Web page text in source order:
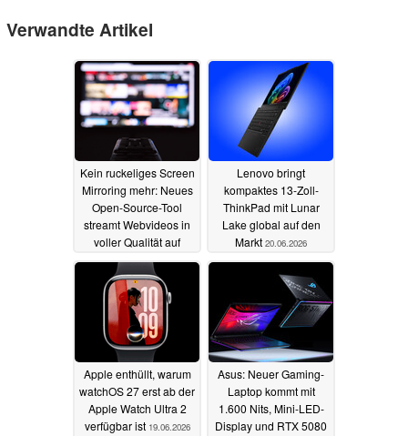
Verwandte Artikel
Kein ruckeliges Screen
Mirroring mehr: Neues
Open-Source-Tool
streamt Webvideos in
voller Qualität auf
Smart-TVs19.07.2026
Lenovo bringt
kompaktes 13-Zoll-
ThinkPad mit Lunar
Lake global auf den
Markt 20.06.2026
Apple enthüllt, warum
watchOS 27 erst ab der
Apple Watch Ultra 2
verfügbar ist 19.06.2026
Asus: Neuer Gaming-
Laptop kommt mit
1.600 Nits, Mini-LED-
Display und RTX 5080